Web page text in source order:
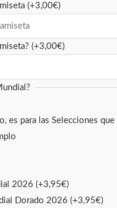
(+3,00€)
(+3,00€)
es para las Selecciones
2026(+3,95€)
Dorado 2026(+3,95€)